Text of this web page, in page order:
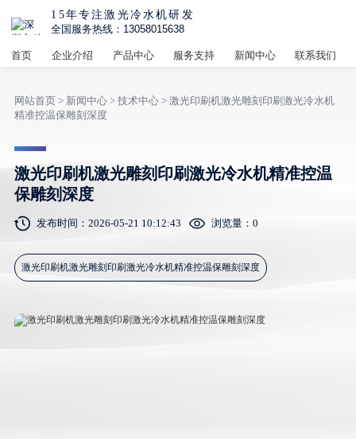
15年专注激光冷水机研发
全国服务热线：13058015638
首页 企业介绍 产品中心 服务支持 新闻中心 联系我们
网站首页> 新闻中心> 技术中心> 激光印刷机激光雕刻印刷激光冷水机
精准控温保雕刻深度
激光印刷机激光雕刻印刷激光冷水机精准控温
保雕刻深度
发布时间：2026-05-21 10:12:43 浏览量： 0
激光印刷机激光雕刻印刷激光冷水机精准控温保雕刻深度